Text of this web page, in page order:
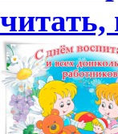
читать,